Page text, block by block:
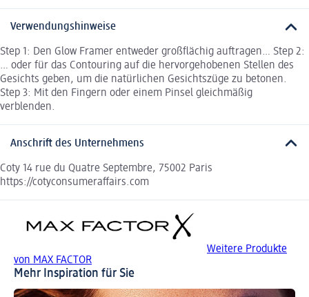
Verwendungshinweise
Step 1: Den Glow Framer entweder großflächig auftragen… Step 2:
… oder für das Contouring auf die hervorgehobenen Stellen des
Gesichts geben, um die natürlichen Gesichtszüge zu betonen.
Step 3: Mit den Fingern oder einem Pinsel gleichmäßig
verblenden.
Anschrift des Unternehmens
Coty 14 rue du Quatre Septembre, 75002 Paris
https://cotyconsumeraffairs.com
Weitere Produkte
von MAX FACTOR
Mehr Inspiration für Sie